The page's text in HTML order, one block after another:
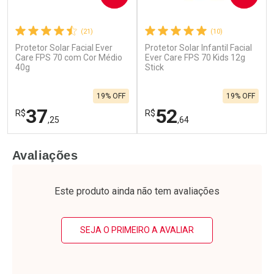
Ativar Desconto
Comprar sem Desconto
Ativar Desconto
Comprar sem Desconto
(21)
Protetor Solar Facial Ever
Care FPS 70 com Cor Médio
40g
R$37,25
19% OFF
Laboratório
Por Menos
(10)
Protetor Solar Infantil Facial
Ever Care FPS 70 Kids 12g
Stick
R$52,64
19% OFF
Laboratório
Por Menos
Avaliações
Este produto ainda não tem avaliações
SEJA O PRIMEIRO A AVALIAR